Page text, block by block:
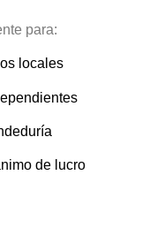
para:
locales
de lucro